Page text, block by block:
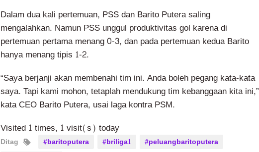
Dalam dua kali pertemuan, PSS dan Barito Putera saling
mengalahkan. Namun PSS unggul produktivitas gol karena di
pertemuan pertama menang 0-3, dan pada pertemuan kedua Barito
hanya menang tipis 1-2.
“Saya berjanji akan membenahi tim ini. Anda boleh pegang kata-kata
saya. Tapi kami mohon, tetaplah mendukung tim kebanggaan kita ini,”
kata CEO Barito Putera, usai laga kontra PSM.
Visited 1 times, 1 visit(s) today
Ditag #baritoputera #briliga1
#peluangbaritoputera